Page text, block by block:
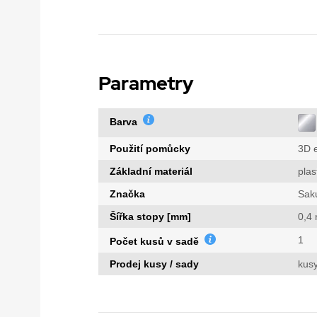
Parametry
Barva
Použití pomůcky
3D
Základní materiál
Značka
Šířka stopy [mm]
0,4
Počet kusů v sadě 1
Prodej kusy / sady